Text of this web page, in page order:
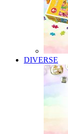
DIVERSE